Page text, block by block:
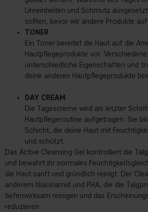
Unreinheiten und Schmutz
sollten, bevor wir andere Produkte
TONER
Ein Toner bereitet die Haut auf die
Hautpflegeprodukte vor.
unterschiedliche Eigenschaften und
deine anderen Hautpflegeprodukte
DAY CREAM
Die Tagescreme wird als letzter
Hautpflegeroutine aufgetragen. Sie
Schicht, die deine Haut mit
und schützt.
Das Active Cleansing Gel kontrolliert die
und bewahrt ihr normales
die Haut sanft und gründlich reinigt. Der
anderem Niacinamid und PHA, die die
tiefenwirksam reinigen und das
reduzieren.